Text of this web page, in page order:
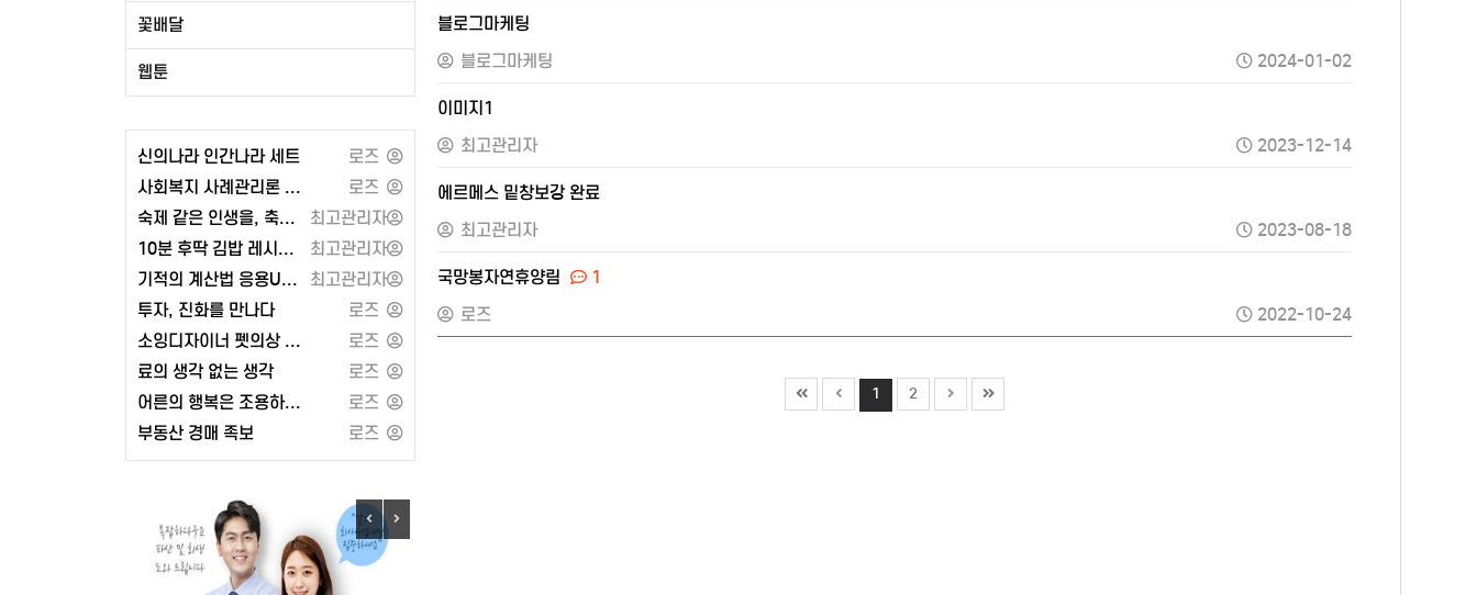
꽃배달
웹툰
신의나라 인간나라 세트
로즈
사회복지 사례관리론 - 공동체
로즈
숙제 같은 인생을, 축제 같은 인생으로 또는 각자도생의 세계와 지정학
최고관리자
10분 후딱 김밥 레시피 100 또는 2024 켈리 지텔프 G-POINT 33: 문법편
최고관리자
기적의 계산법 응용UP 1학년 세트 또는 유대인의 상술
최고관리자
투자, 진화를 만나다
로즈
소잉디자이너 펫의상 강아지 옷 만들기 - 경춘사
로즈
료의 생각 없는 생각
로즈
어른의 행복은 조용하다 (페이지2북스)
로즈
부동산 경매 족보
로즈
블로그마케팅
블로그마케팅
2024-01-02
이미지1
최고관리자
2023-12-14
에르메스 밑창보강 완료
최고관리자
2023-08-18
국망봉자연휴양림
1
로즈
2022-10-24
1 2